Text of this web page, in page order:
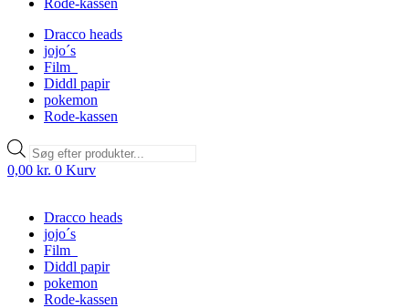
Rode-kassen
Dracco heads
jojo´s
Film
Diddl papir
pokemon
Rode-kassen
Products
search
0,00 kr. 0 Kurv
Dracco heads
jojo´s
Film
Diddl papir
pokemon
Rode-kassen